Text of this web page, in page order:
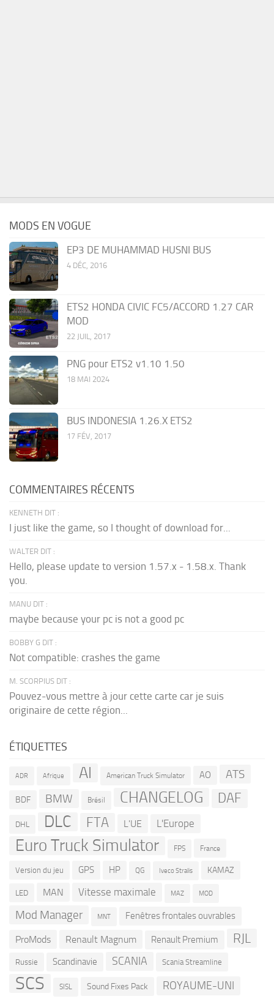
MODS EN VOGUE
EP3 DE MUHAMMAD HUSNI BUS
4 DÉC, 2016
ETS2 HONDA CIVIC FC5/ACCORD 1.27 CAR
MOD
22 JUIL, 2017
PNG pour ETS2 v1.10 1.50
18 MAI 2024
BUS INDONESIA 1.26.X ETS2
17 FÉV, 2017
COMMENTAIRES RÉCENTS
KENNETH DIT :
I just like the game, so I thought of download for...
WALTER DIT :
Hello, please update to version 1.57.x - 1.58.x. Thank
you.
MANU DIT :
maybe because your pc is not a good pc
BOBBY G DIT :
Not compatible: crashes the game
M. SCORPIUS DIT :
Pouvez-vous mettre à jour cette carte car je suis
originaire de cette région...
ÉTIQUETTES
ADR Afrique AI American Truck Simulator AO ATS
BDF BMW Brésil CHANGELOG DAF
DHL DLC FTA L'UE L'Europe
Euro Truck Simulator FPS France
Version du jeu GPS HP QG Iveco Stralis KAMAZ
LED MAN Vitesse maximale MAZ MOD
Mod Manager MNT Fenêtres frontales ouvrables
ProMods Renault Magnum Renault Premium RJL
Russie Scandinavie SCANIA Scania Streamline
SCS SISL Sound Fixes Pack ROYAUME-UNI